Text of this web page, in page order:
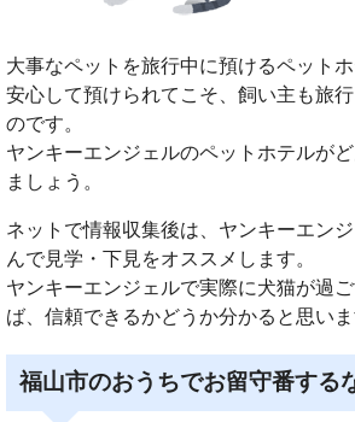
大事なペットを旅行中に預けるペットホ
安心して預けられてこそ、飼い主も旅
のです。
ヤンキーエンジェルのペットホテルが
ましょう。
ネットで情報収集後は、ヤンキーエン
んで見学・下見をオススメします。
ヤンキーエンジェルで実際に犬猫が過
ば、信頼できるかどうか分かると思いま
福山市のおうちでお留守番する